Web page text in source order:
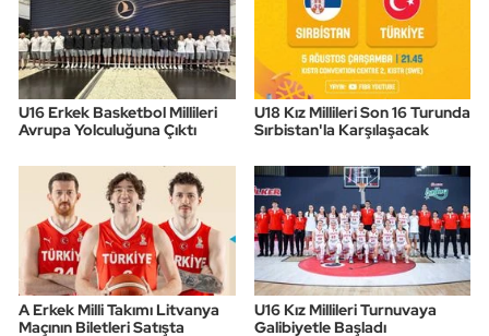
U16 Erkek Basketbol Millileri
Avrupa Yolculuğuna Çıktı
U18 Kız Millileri Son 16 Turunda
Sırbistan'la Karşılaşacak
A Erkek Milli Takımı Litvanya
Maçının Biletleri Satışta
U16 Kız Millileri Turnuvaya
Galibiyetle Başladı